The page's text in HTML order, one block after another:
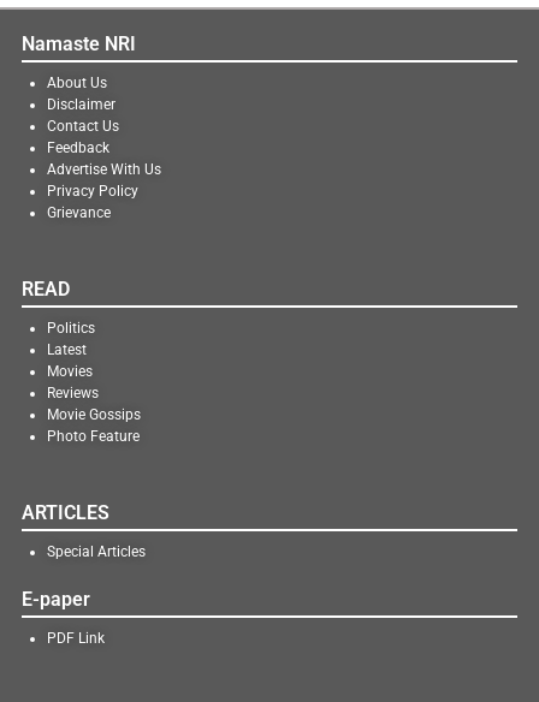
Namaste NRI
About Us
Disclaimer
Contact Us
Feedback
Advertise With Us
Privacy Policy
Grievance
READ
Politics
Latest
Movies
Reviews
Movie Gossips
Photo Feature
ARTICLES
Special Articles
E-paper
PDF Link